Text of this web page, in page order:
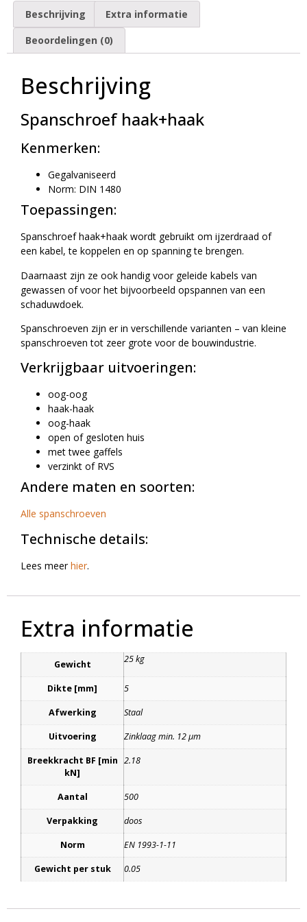
Beschrijving Extra informatie
Beoordelingen (0)
Beschrijving
Spanschroef haak+haak
Kenmerken:
Gegalvaniseerd
Norm: DIN 1480
Toepassingen:
Spanschroef haak+haak wordt gebruikt om ijzerdraad of
een kabel, te koppelen en op spanning te brengen.
Daarnaast zijn ze ook handig voor geleide kabels van
gewassen of voor het bijvoorbeeld opspannen van een
schaduwdoek.
Spanschroeven zijn er in verschillende varianten – van kleine
spanschroeven tot zeer grote voor de bouwindustrie.
Verkrijgbaar uitvoeringen:
oog-oog
haak-haak
oog-haak
open of gesloten huis
met twee gaffels
verzinkt of RVS
Andere maten en soorten:
Alle spanschroeven
Technische details:
Lees meerhier.
Extra informatie
Gewicht 25 kg
Dikte [mm] 5
Afwerking Staal
Uitvoering Zinklaag min. 12 μm
Breekkracht BF [min
kN]
2.18
Aantal 500
Verpakking doos
Norm EN 1993-1-11
Gewicht per stuk 0.05